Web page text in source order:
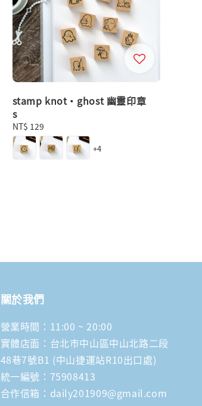
stamp knot・ghost 幽靈印章
s
Regular
price
NT$ 129
+4
關於我們
營業時間：11:00 ~ 20:00
實體店面：台北市中山區中山北路二段
48巷7號B1 (中山捷運站R10出口處)
統一編號：75908413
合作信箱：daily201909@gmail.com